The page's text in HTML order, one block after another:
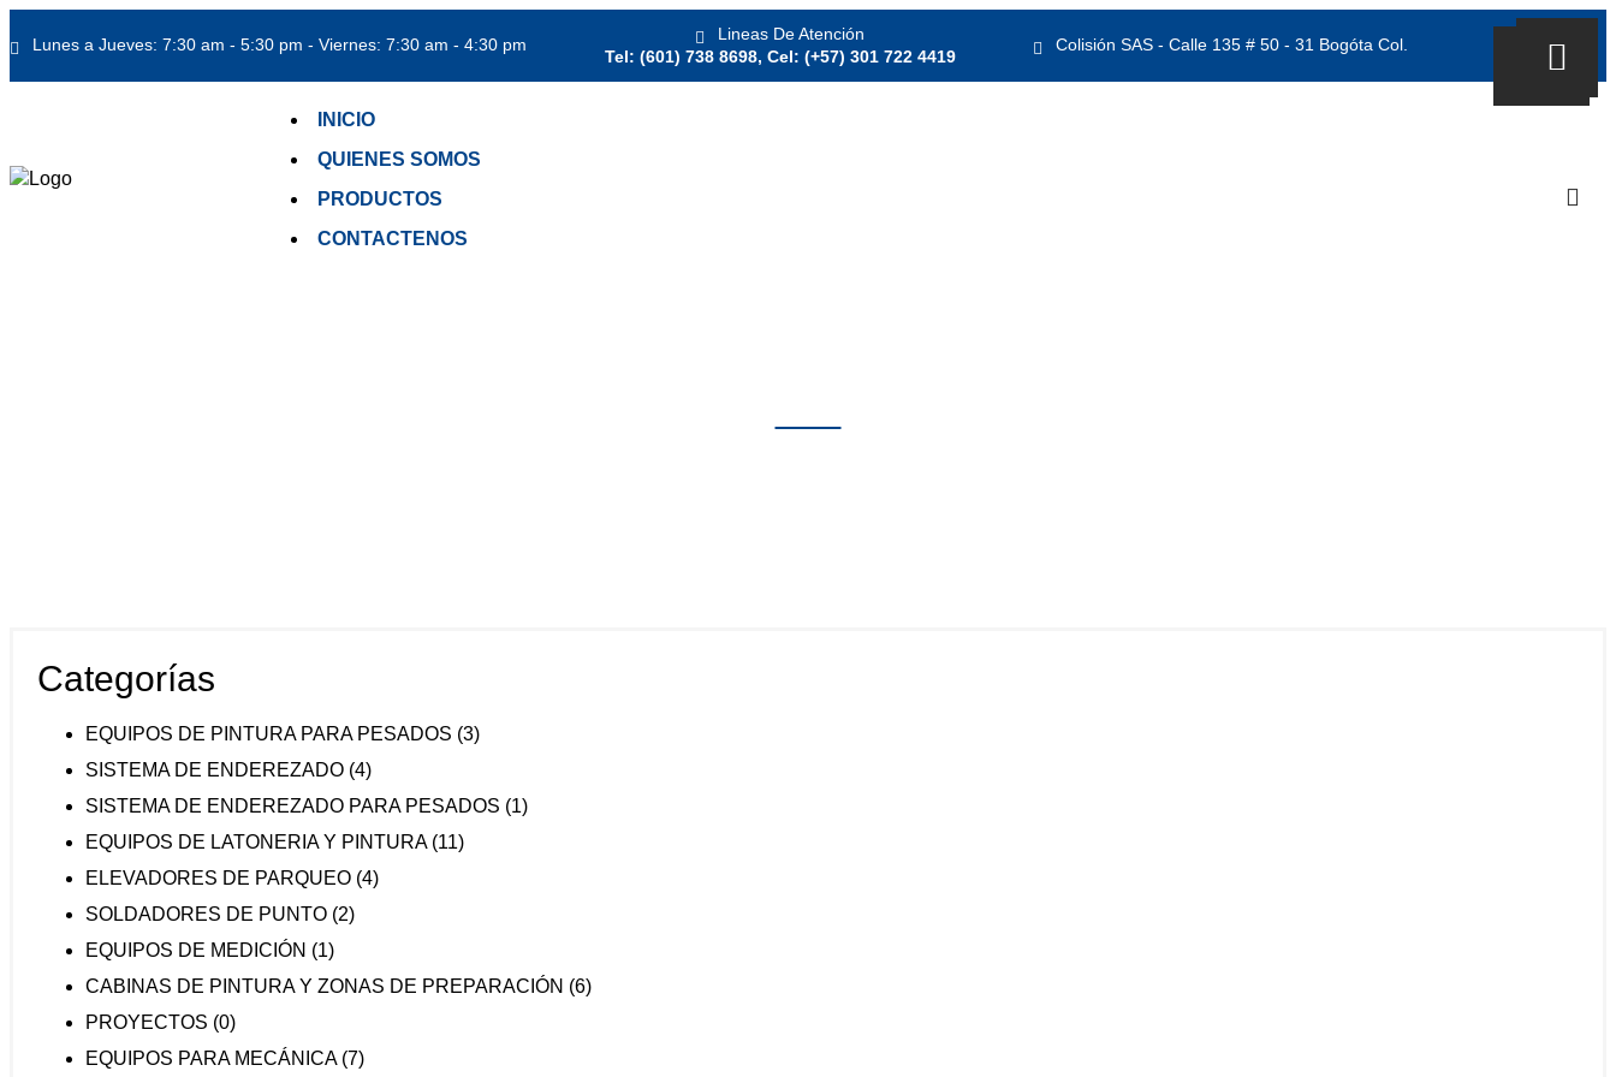
Lunes a Jueves: 7:30 am - 5:30 pm - Viernes: 7:30 am - 4:30 pm
Lineas De Atención
Tel: (601) 738 8698, Cel: (+57) 301 722 4419
Colisión SAS - Calle 135 # 50 - 31 Bogóta Col.
INICIO
QUIENES SOMOS
PRODUCTOS
CONTACTENOS
Categorías
EQUIPOS DE PINTURA PARA PESADOS (3)
SISTEMA DE ENDEREZADO (4)
SISTEMA DE ENDEREZADO PARA PESADOS (1)
EQUIPOS DE LATONERIA Y PINTURA (11)
ELEVADORES DE PARQUEO (4)
SOLDADORES DE PUNTO (2)
EQUIPOS DE MEDICIÓN (1)
CABINAS DE PINTURA Y ZONAS DE PREPARACIÓN (6)
PROYECTOS (0)
EQUIPOS PARA MECÁNICA (7)